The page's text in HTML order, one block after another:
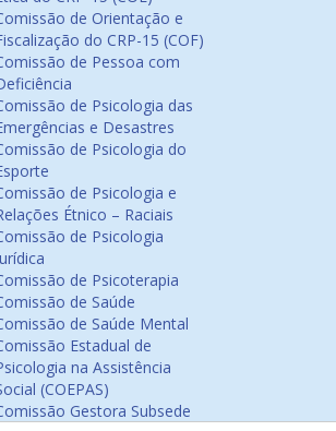
de Orientação e
do CRP-15 (COF)
de Pessoa com
de Psicologia das
e Desastres
de Psicologia do
de Psicologia e
Étnico – Raciais
de Psicologia
de Psicoterapia
de Saúde
de Saúde Mental
Estadual de
na Assistência
(COEPAS)
Gestora Subsede